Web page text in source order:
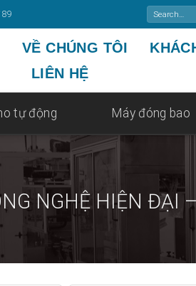
Search
for:
VỀ CHÚNG TÔI
LIÊN HỆ
tự động Máy đóng bao
NGHỆ HIỆN ĐẠI